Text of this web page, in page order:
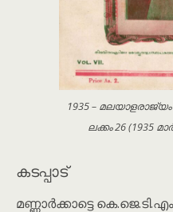
1935 –
ലക്കം 26 (1935
കടപ്പാട്
മണ്ണാർക്കാട്ടെ